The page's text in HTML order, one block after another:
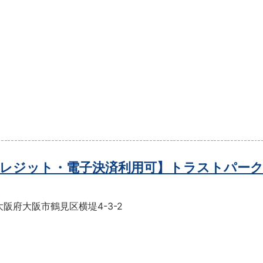
レジット・電子決済利用可】トラストパー
阪府大阪市鶴見区横堤4-3-2